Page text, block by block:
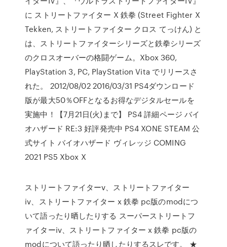
に ストリートファイター X 鉄拳 (Street Fighter X
Tekken, ストリートファイター クロス てっけん) と
は、ストリートファイターシリーズと鉄拳シリーズ
のクロスオーバーの格闘ゲーム。Xbox 360,
PlayStation 3, PC, PlayStation Vita でリリースさ
れた。 2012/08/02 2016/03/31 PS4ダウンロード
版が最大50％OFFとなるお得なデジタルセールを
実施中！【7月21日(火)まで】 PS4 詳細ページ バイ
オハザード RE:3 好評発売中 PS4 XONE STEAM 公
式サイト バイオハザード ヴィレッジ COMING
2021 PS5 Xbox X
ストリートファイターv、ストリートファイター
iv、ストリートファイター x 鉄拳 pc版のmodにつ
いて語ったり晒したりする スーパーストリートフ
ァイターiv、ストリートファイター x 鉄拳 pc版の
modについて語ったり晒したりするスレです。 ★